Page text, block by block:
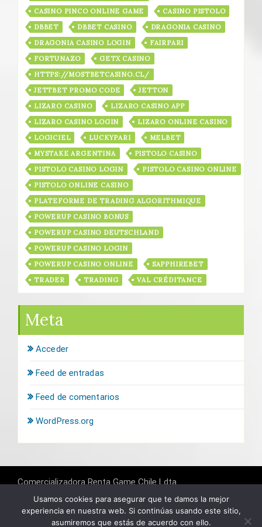
CASINO PINCO ONLINE GAME
CASINO PISTOLO
DBBET
DBBET CASINO
DRAGONIA CASINO
DRAGONIA CASINO LOGIN
FAIRPARI
FORTUNAZO
GETX CASINO
HTTPS://MOSTBETCASINO.CL/
JETTBET PROMO CODE
JETTON
LIZARO CASINO
LIZARO CASINO APP
LIZARO CASINO LOGIN
LIZARO ONLINE CASINO
LOGICIEL
LUCKYPARI
MELBET
MYSTAKE ARGENTINA
PISTOLO CASINO
PISTOLO CASINO LOGIN
PISTOLO CASINO ONLINE
PISTOLO ONLINE CASINO
PLATEFORME DE TRADING ALGORITHMIQUE
POWERUP CASINO BONUS
POWERUP CASINO DEUTSCHLAND
POWERUP CASINO LOGIN
POWERUP CASINO ONLINE
SAPPHIREBET
TRADER
TRADING VAL CRÉDITANCE
Meta
Acceder
Feed de entradas
Feed de comentarios
WordPress.org
Comercializadora Renta Game Chile Ldta.
Banco del Estado de Chile
Cuenta: 6451071
Banco de Crédito de Inversiones
Usamos cookies para asegurar que te damos la mejor
experiencia en nuestra web. Si continúas usando este sitio,
asumiremos que estás de acuerdo con ello.